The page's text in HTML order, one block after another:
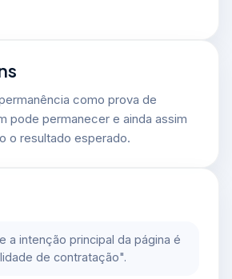
como prova de
pode permanecer e ainda assim
o resultado esperado.
a intenção principal da página é
de contratação".